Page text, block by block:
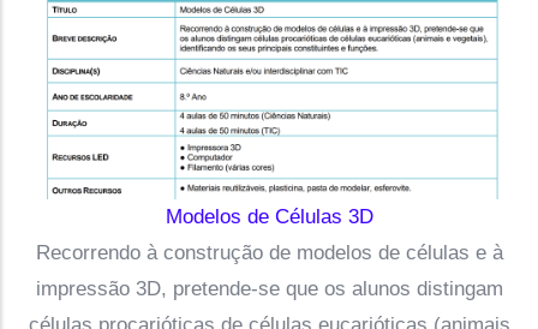
Modelos de Células 3D
Recorrendo à construção de modelos de células e à
impressão 3D, pretende-se que os alunos distingam